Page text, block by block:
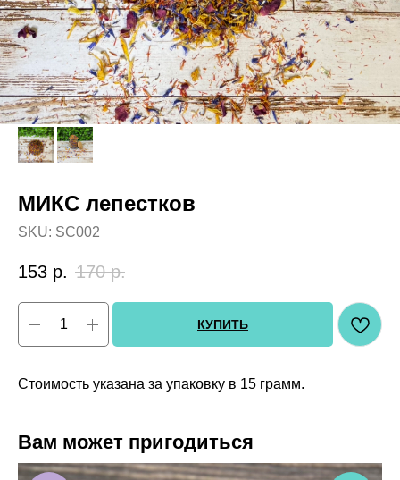
МИКС лепестков
SKU: SC002
153 р. 170 р.
КУПИТЬ
Стоимость указана за упаковку в 15 грамм.
Вам может пригодиться